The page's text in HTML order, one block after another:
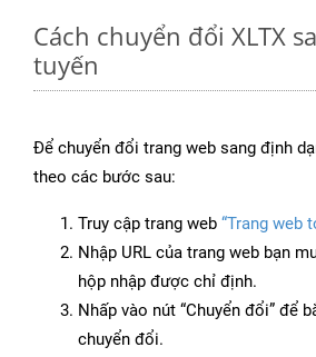
Cách chuyển đổi XLTX
tuyến
Để chuyển đổi trang web sang định
theo các bước sau:
Truy cập trang web “Trang web
Nhập URL của trang web bạn
hộp nhập được chỉ định.
Nhấp vào nút “Chuyển đổi” để
chuyển đổi.